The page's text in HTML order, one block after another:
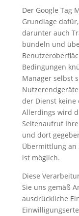
Der Google Tag
Grundlage
darunter auch
bündeln und
Bedingungen
Manager selbst
der Dienst keine
Allerdings wird
Seitenaufruf
und dort
Übermittlung an
ist möglich.
Diese
Sie uns gemäß
ausdrückliche